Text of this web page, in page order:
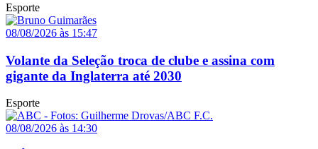
Esporte
08/08/2026 às 15:47
Volante da Seleção troca de clube e assina com
gigante da Inglaterra até 2030
Esporte
08/08/2026 às 14:30